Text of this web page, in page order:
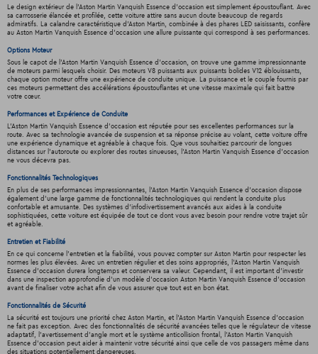
Le design extérieur de l'Aston Martin Vanquish Essence d'occasion est simplement époustouflant. Avec
sa carrosserie élancée et profilée, cette voiture attire sans aucun doute beaucoup de regards
admiratifs. La calandre caractéristique d'Aston Martin, combinée à des phares LED saisissants, confère
au Aston Martin Vanquish Essence d'occasion une allure puissante qui correspond à ses performances.
Options Moteur
Sous le capot de l'Aston Martin Vanquish Essence d'occasion, on trouve une gamme impressionnante
de moteurs parmi lesquels choisir. Des moteurs V8 puissants aux puissants bolides V12 éblouissants,
chaque option moteur offre une expérience de conduite unique. La puissance et le couple fournis par
ces moteurs permettent des accélérations époustouflantes et une vitesse maximale qui fait battre
votre cœur.
Performances et Expérience de Conduite
L'Aston Martin Vanquish Essence d'occasion est réputée pour ses excellentes performances sur la
route. Avec sa technologie avancée de suspension et sa réponse précise au volant, cette voiture offre
une expérience dynamique et agréable à chaque fois. Que vous souhaitiez parcourir de longues
distances sur l'autoroute ou explorer des routes sinueuses, l’Aston Martin Vanquish Essence d'occasion
ne vous décevra pas.
Fonctionnalités Technologiques
En plus de ses performances impressionnantes, l'Aston Martin Vanquish Essence d'occasion dispose
également d'une large gamme de fonctionnalités technologiques qui rendent la conduite plus
confortable et amusante. Des systèmes d'infodivertissement avancés aux aides à la conduite
sophistiquées, cette voiture est équipée de tout ce dont vous avez besoin pour rendre votre trajet sûr
et agréable.
Entretien et Fiabilité
En ce qui concerne l'entretien et la fiabilité, vous pouvez compter sur Aston Martin pour respecter les
normes les plus élevées. Avec un entretien régulier et des soins appropriés, l’Aston Martin Vanquish
Essence d'occasion durera longtemps et conservera sa valeur. Cependant, il est important d'investir
dans une inspection approfondie d'un modèle d'occasion Aston Martin Vanquish Essence d'occasion
avant de finaliser votre achat afin de vous assurer que tout est en bon état.
Fonctionnalités de Sécurité
La sécurité est toujours une priorité chez Aston Martin, et l’Aston Martin Vanquish Essence d'occasion
ne fait pas exception. Avec des fonctionnalités de sécurité avancées telles que le régulateur de vitesse
adaptatif, l'avertissement d'angle mort et le système anticollision frontal, l’Aston Martin Vanquish
Essence d'occasion peut aider à maintenir votre sécurité ainsi que celle de vos passagers même dans
des situations potentiellement dangereuses.